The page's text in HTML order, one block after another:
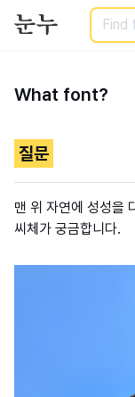
Search
What font?
질문
맨 위 자연에 성성을
씨체가 궁금합니다.